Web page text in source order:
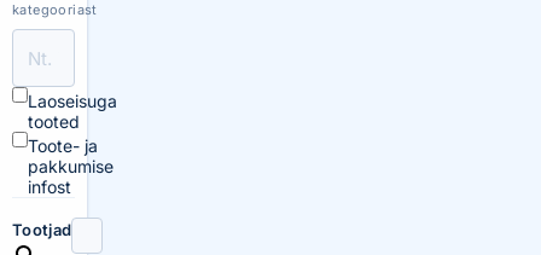
kategooriast
Laoseisuga
tooted
Toote- ja
pakkumise
infost
Tootjad